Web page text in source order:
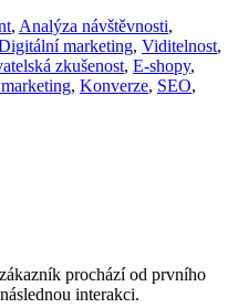
, Analýza návštěvnosti,
marketing, Viditelnost,
zkušenost, E-shopy,
, Konverze, SEO,
prochází od prvního
interakci.